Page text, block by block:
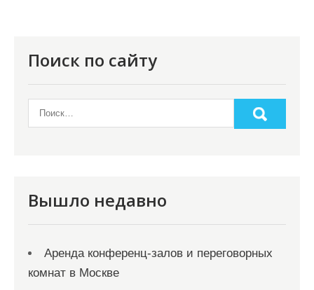
м
Поиск по сайту
Вышло недавно
Аренда конференц-залов и переговорных
комнат в Москве